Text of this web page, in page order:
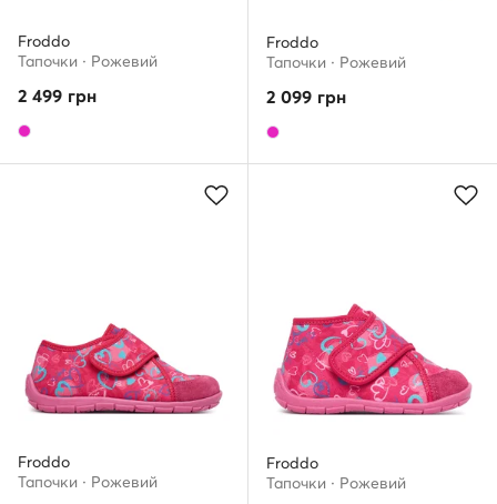
Froddo
Тапочки · Рожевий
2 499 грн
Froddo
Тапочки · Рожевий
2 099 грн
Froddo
Тапочки · Рожевий
Froddo
Тапочки · Рожевий